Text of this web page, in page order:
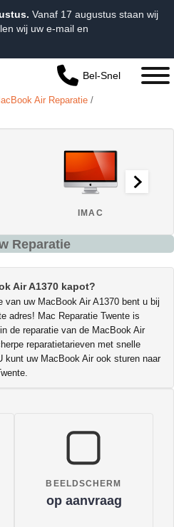
Vanaf 17 augustus staan wij
wij uw e-mail en
Bel-Snel
Air Reparatie /
IMAC
Reparatie
Air A1370 kapot?
van uw MacBook Air A1370 bent u bij
adres! Mac Reparatie Twente is
de reparatie van de MacBook Air
reparatietarieven met snelle
kunt uw MacBook Air ook sturen naar
BEELDSCHERM
op aanvraag